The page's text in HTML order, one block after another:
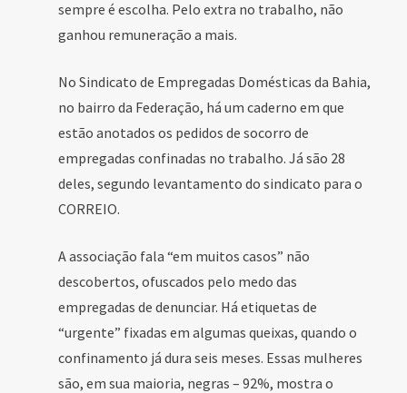
sempre é escolha. Pelo extra no trabalho, não
ganhou remuneração a mais.
No Sindicato de Empregadas Domésticas da Bahia,
no bairro da Federação, há um caderno em que
estão anotados os pedidos de socorro de
empregadas confinadas no trabalho. Já são 28
deles, segundo levantamento do sindicato para o
CORREIO.
A associação fala “em muitos casos” não
descobertos, ofuscados pelo medo das
empregadas de denunciar. Há etiquetas de
“urgente” fixadas em algumas queixas, quando o
confinamento já dura seis meses. Essas mulheres
são, em sua maioria, negras – 92%, mostra o